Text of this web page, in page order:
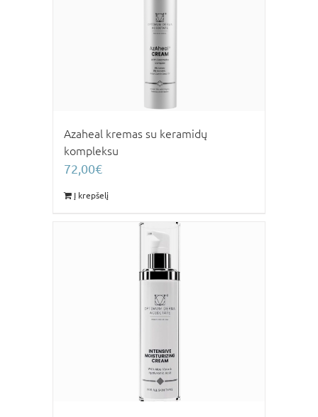
Azaheal kremas su keramidų
kompleksu
72,00€
Į krepšelį